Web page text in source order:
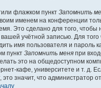
флажком пункт Запомнить
именем на конференции
Это сделано для того, чтобы
вашей учётной записью. Для
имя пользователя и пароль
пункт Запомнить меня при
это на общедоступном
кафе, университете и т. д.
это значит, что администратор